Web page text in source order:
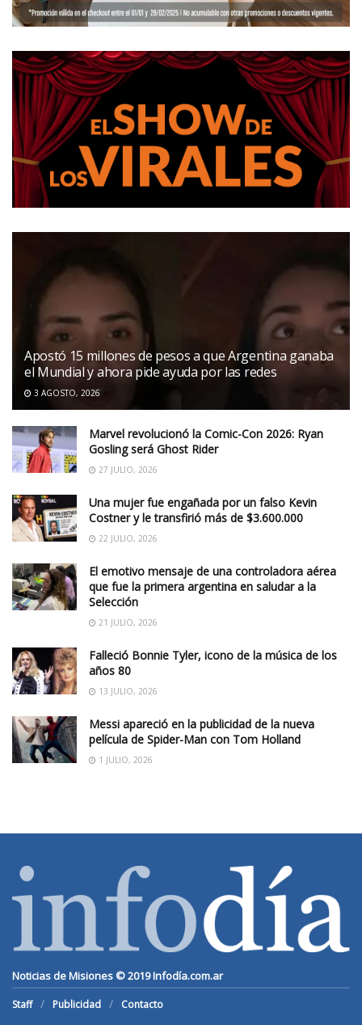
Apostó 15 millones de pesos a que Argentina ganaba
el Mundial y ahora pide ayuda por las redes
3 AGOSTO, 2026
Marvel revolucionó la Comic-Con 2026: Ryan
Gosling será Ghost Rider
27 JULIO, 2026
Una mujer fue engañada por un falso Kevin
Costner y le transfirió más de $3.600.000
22 JULIO, 2026
El emotivo mensaje de una controladora aérea
que fue la primera argentina en saludar a la
Selección
21 JULIO, 2026
Falleció Bonnie Tyler, icono de la música de los
años 80
13 JULIO, 2026
Messi apareció en la publicidad de la nueva
película de Spider-Man con Tom Holland
1 JULIO, 2026
Noticias de Misiones © 2019Infodía.com.ar
Staff Publicidad Contacto